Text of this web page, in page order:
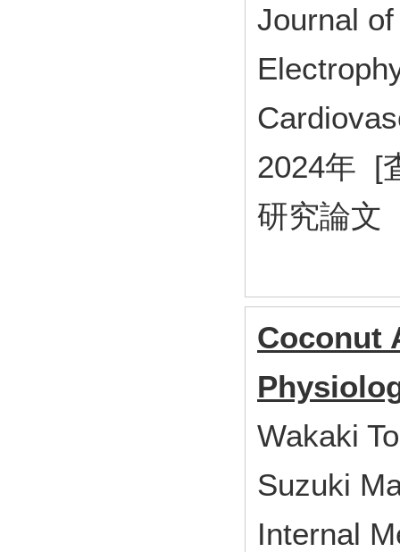
Journal
2024年 [
研究論文
Coconut
Wakaki
Suzuki
Internal